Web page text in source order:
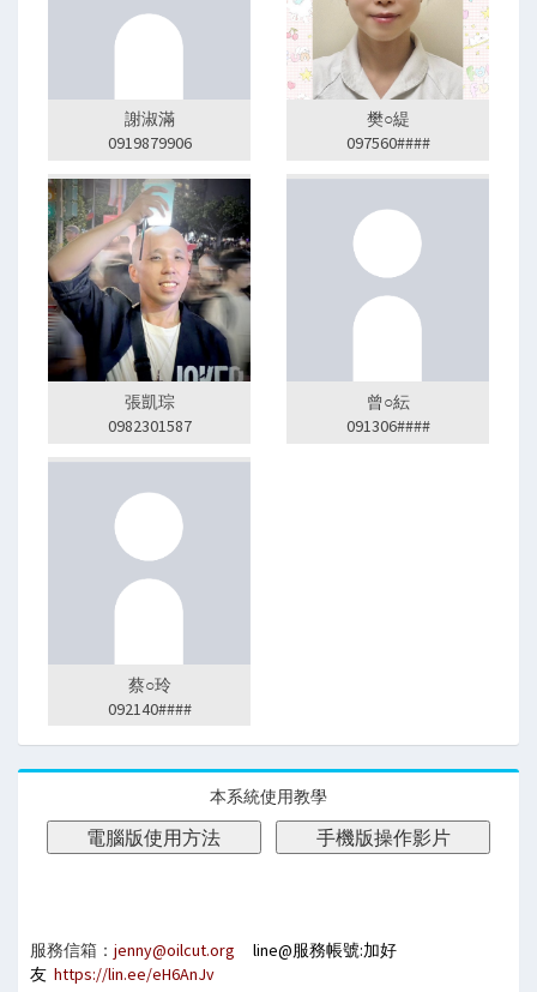
謝淑滿
0919879906
樊○緹
097560####
張凱琮
0982301587
曾○紜
091306####
蔡○玲
092140####
本系統使用教學
服務信箱： ​jenny@oilcut.org
line@服務帳號:加好
友 https://lin.ee/eH6AnJv